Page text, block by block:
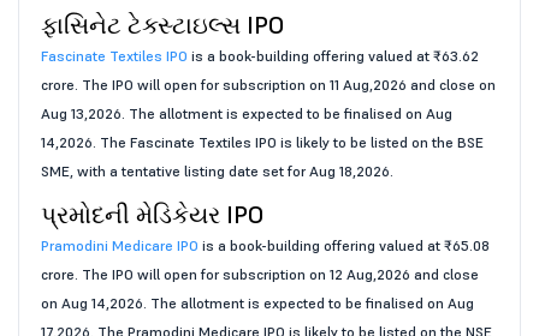
ફાસિનેટ ટેક્સ્ટાઇલ્સ IPO
Fascinate Textiles IPO is a book-building offering valued at ₹63.62
crore. The IPO will open for subscription on 11 Aug,2026 and close on
Aug 13,2026. The allotment is expected to be finalised on Aug
14,2026. The Fascinate Textiles IPO is likely to be listed on the BSE
SME, with a tentative listing date set for Aug 18,2026.
પ્રમોદની મેડિકેયર IPO
Pramodini Medicare IPO is a book-building offering valued at ₹65.08
crore. The IPO will open for subscription on 12 Aug,2026 and close
on Aug 14,2026. The allotment is expected to be finalised on Aug
17,2026. The Pramodini Medicare IPO is likely to be listed on the NSE